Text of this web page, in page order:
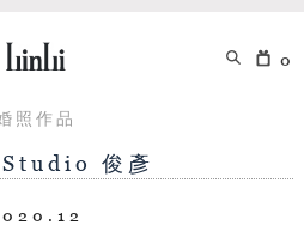
0
照作品
俊彥